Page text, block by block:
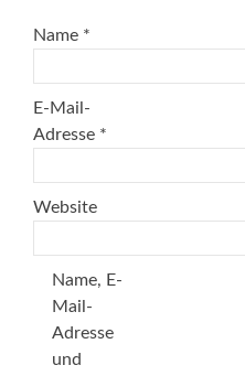
Name *
E-Mail-
Adresse *
Website
Name, E-
Mail-
Adresse
und